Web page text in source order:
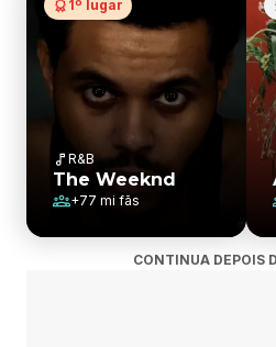
1º lugar
R&B
The Weeknd
+77 mi fãs
CONTINUA DEPOIS